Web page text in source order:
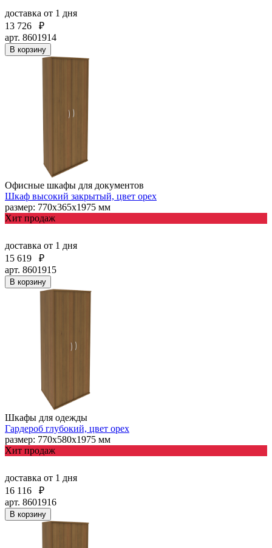
доставка от 1 дня
13 726
₽
арт. 8601914
В корзину
Офисные шкафы для документов
Шкаф высокий закрытый, цвет орех
размер: 770х365х1975 мм
Хит продаж
доставка от 1 дня
15 619
₽
арт. 8601915
В корзину
Шкафы для одежды
Гардероб глубокий, цвет орех
размер: 770х580х1975 мм
Хит продаж
доставка от 1 дня
16 116
₽
арт. 8601916
В корзину